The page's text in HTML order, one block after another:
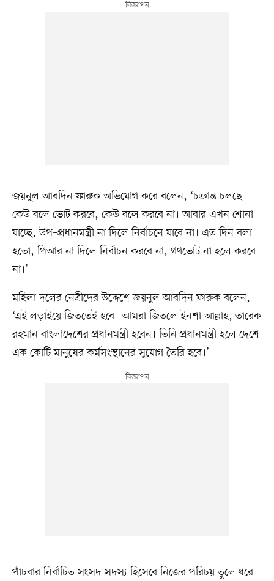
জয়নুল আবদিন ফারুক অভিযোগ করে বলেন, ‘চক্রান্ত চলছে।
কেউ বলে ভোট করবে, কেউ বলে করবে না। আবার এখন শোনা
যাচ্ছে, উপ–প্রধানমন্ত্রী না দিলে নির্বাচনে যাবে না। এত দিন বলা
হতো, পিআর না দিলে নির্বাচন করবে না, গণভোট না হলে করবে
না।’
মহিলা দলের নেত্রীদের উদ্দেশে জয়নুল আবদিন ফারুক বলেন,
‘এই লড়াইয়ে জিততেই হবে। আমরা জিতলে ইনশা আল্লাহ, তারেক
রহমান বাংলাদেশের প্রধানমন্ত্রী হবেন। তিনি প্রধানমন্ত্রী হলে দেশে
এক কোটি মানুষের কর্মসংস্থানের সুযোগ তৈরি হবে।’
পাঁচবার নির্বাচিত সংসদ সদস্য হিসেবে নিজের পরিচয় তুলে ধরে